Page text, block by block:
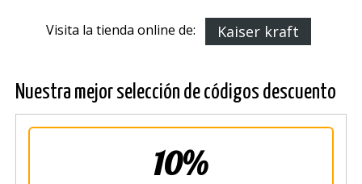
Visita la tienda online de: Kaiser kraft
Nuestra mejor selección de códigos descuento
10%